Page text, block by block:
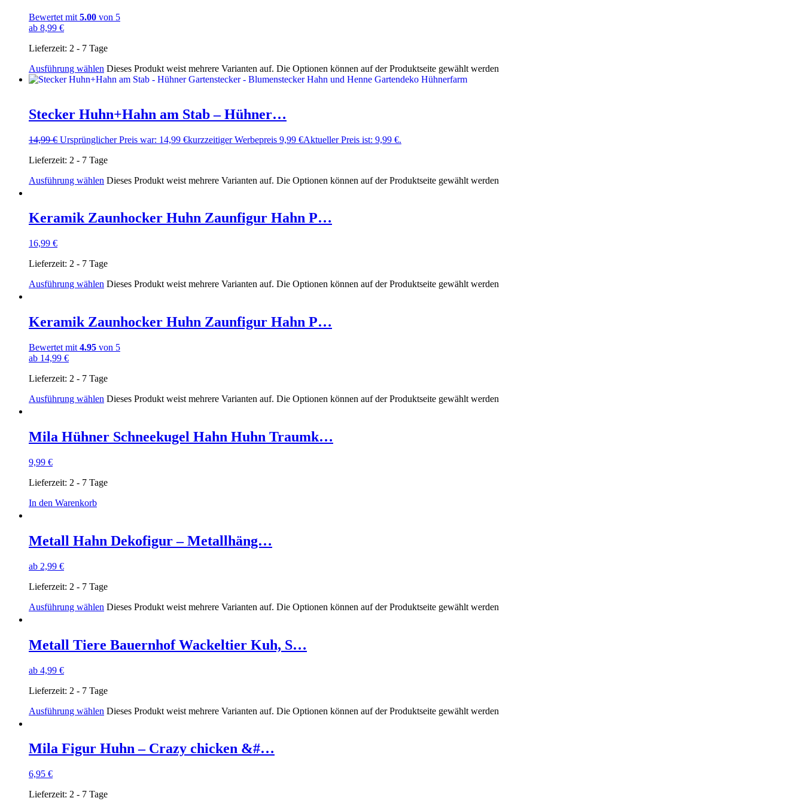
Bewertet mit 5.00 von 5
ab 8,99 €
Lieferzeit: 2 - 7 Tage
Ausführung wählen Dieses Produkt weist mehrere Varianten auf. Die Optionen können auf der Produktseite gewählt werden
Stecker Huhn+Hahn am Stab – Hühner…
14,99€ Ursprünglicher Preis war: 14,99 €kurzzeitiger Werbepreis 9,99 €Aktueller Preis ist: 9,99 €.
Lieferzeit: 2 - 7 Tage
Ausführung wählen Dieses Produkt weist mehrere Varianten auf. Die Optionen können auf der Produktseite gewählt werden
Keramik Zaunhocker Huhn Zaunfigur Hahn P…
16,99 €
Lieferzeit: 2 - 7 Tage
Ausführung wählen Dieses Produkt weist mehrere Varianten auf. Die Optionen können auf der Produktseite gewählt werden
Keramik Zaunhocker Huhn Zaunfigur Hahn P…
Bewertet mit 4.95 von 5
ab 14,99 €
Lieferzeit: 2 - 7 Tage
Ausführung wählen Dieses Produkt weist mehrere Varianten auf. Die Optionen können auf der Produktseite gewählt werden
Mila Hühner Schneekugel Hahn Huhn Traumk…
9,99 €
Lieferzeit: 2 - 7 Tage
In den Warenkorb
Metall Hahn Dekofigur – Metallhäng…
ab 2,99 €
Lieferzeit: 2 - 7 Tage
Ausführung wählen Dieses Produkt weist mehrere Varianten auf. Die Optionen können auf der Produktseite gewählt werden
Metall Tiere Bauernhof Wackeltier Kuh, S…
ab 4,99 €
Lieferzeit: 2 - 7 Tage
Ausführung wählen Dieses Produkt weist mehrere Varianten auf. Die Optionen können auf der Produktseite gewählt werden
Mila Figur Huhn – Crazy chicken &#…
6,95 €
Lieferzeit: 2 - 7 Tage